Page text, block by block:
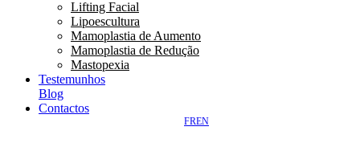
Lifting Facial
Lipoescultura
Mamoplastia de Aumento
Mamoplastia de Redução
Mastopexia
Testemunhos
Blog
Contactos
EN
FR